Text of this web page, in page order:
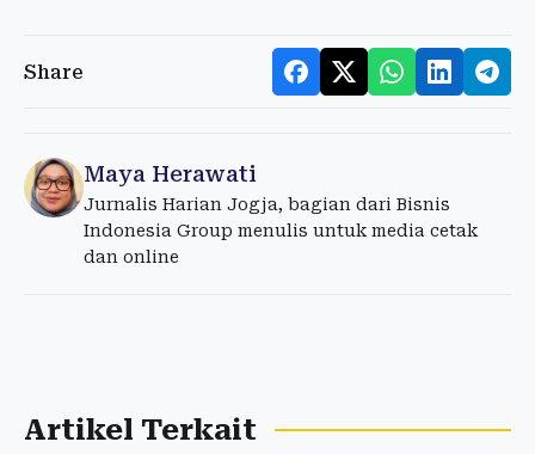
Share
Maya Herawati
Jurnalis Harian Jogja, bagian dari Bisnis
Indonesia Group menulis untuk media cetak
dan online
Artikel Terkait